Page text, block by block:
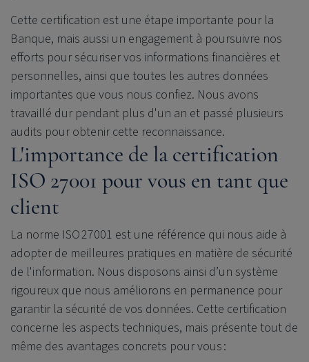
Cette certification est une étape importante pour la
Banque, mais aussi un engagement à poursuivre nos
efforts pour sécuriser vos informations financières et
personnelles, ainsi que toutes les autres données
importantes que vous nous confiez. Nous avons
travaillé dur pendant plus d'un an et passé plusieurs
audits pour obtenir cette reconnaissance.
L'importance de la certification
ISO 27001 pour vous en tant que
client
La norme ISO 27001 est une référence qui nous aide à
adopter de meilleures pratiques en matière de sécurité
de l'information. Nous disposons ainsi d’un système
rigoureux que nous améliorons en permanence pour
garantir la sécurité de vos données. Cette certification
concerne les aspects techniques, mais présente tout de
même des avantages concrets pour vous :